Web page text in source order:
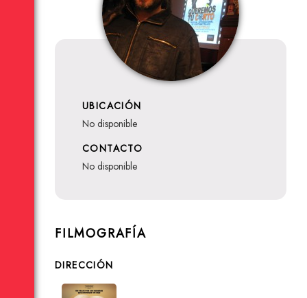
UBICACIÓN
no disponible
CONTACTO
no disponible
FILMOGRAFÍA
DIRECCIÓN